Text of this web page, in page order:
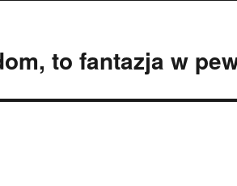
to fantazja w